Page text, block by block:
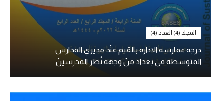
المجلد (4) العدد (4)
درجه ممارسه الاداره بالقيم عنْد مديري المدارس
المتوسطه في بغداد منْ وجهه نْظر المدرسينْ